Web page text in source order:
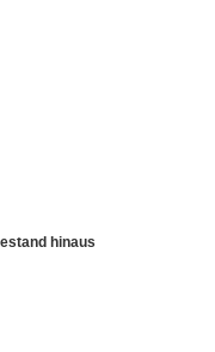
hinaus